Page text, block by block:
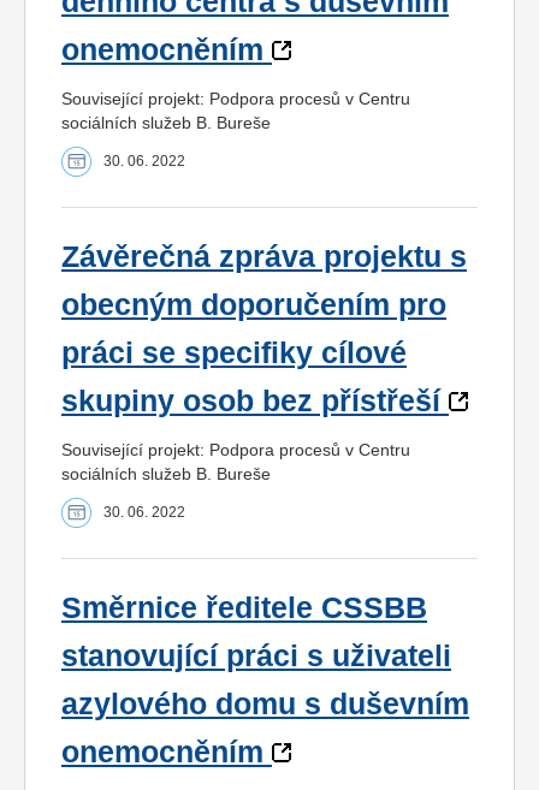
onemocněním
Související projekt: Podpora procesů v Centru
sociálních služeb B. Bureše
30. 06. 2022
Závěrečná zpráva projektu s
obecným doporučením pro
práci se specifiky cílové
skupiny osob bez přístřeší
Související projekt: Podpora procesů v Centru
sociálních služeb B. Bureše
30. 06. 2022
Směrnice ředitele CSSBB
stanovující práci s uživateli
azylového domu s duševním
onemocněním